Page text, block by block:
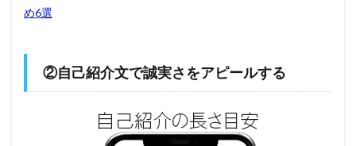
め6選
②自己紹介文で誠実さをアピールする